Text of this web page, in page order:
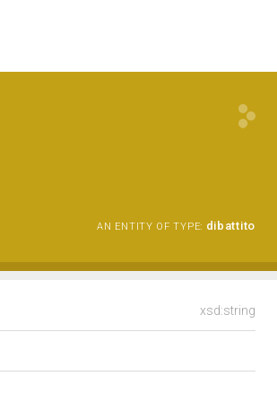
AN ENTITY OF TYPE: dibattito
xsd:string